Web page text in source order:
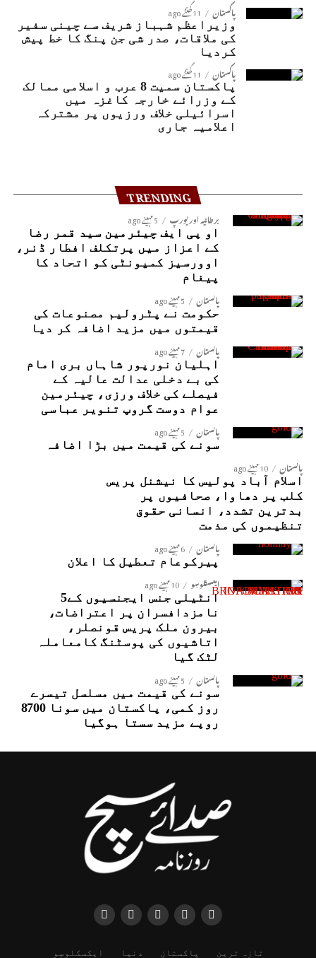
پاکستان 11 گھنٹے ago
وزیراعظم شہباز شریف سے چینی سفیر
کی ملاقات، صدر شی جن پنگ کا خط پیش
کردیا
پاکستان 11 گھنٹے ago
پاکستان سمیت 8 عرب و اسلامی ممالک
کے وزرائے خارجہ کاغزہ میں
اسرائیلی خلاف ورزیوں پر مشترکہ
اعلامیہ جاری
TRENDING
برطانیہ اور یورپ 5 مہینے ago
او پی ایف چیئرمین سید قمر رضا
کے اعزاز میں پرتکلف افطار ڈنر،
اوورسیز کمیونٹی کو اتحاد کا
پیغام
پاکستان 5 مہینے ago
حکومت نے پٹرولیم مصنوعات کی
قیمتوں میں مزید اضافہ کر دیا
پاکستان 7 مہینے ago
اہلیان نورپور شاہاں بری امام
کی بے دخلی عدالت عالیہ کے
فیصلے کی خلاف ورزی، چیئرمین
عوام دوست گروپ تنویر عباسی
پاکستان 5 مہینے ago
سونے کی قیمت میں بڑا اضافہ
پاکستان 10 مہینے ago
اسلام آباد پولیس کا نیشنل پریس
کلب پر دھاوا، صحافیوں پر
بدترین تشدد، انسانی حقوق
تنظیموں کی مذمت
پاکستان 6 مہینے ago
پیرکوعام تعطیل کا اعلان
ایکسکلوسِو 10 مہینے ago
انٹیلی جنس ایجنسیوں کے5
نامزدافسران پر اعتراضات،
بیرون ملک پریس قونصلر،
اتاشیوں کی پوسٹنگ کامعاملہ
لٹک گیا
پاکستان 5 مہینے ago
سونے کی قیمت میں مسلسل تیسرے
روز کمی، پاکستان میں سونا 8700
روپے مزید سستا ہوگیا
تازہ ترین پاکستان دنیا ایکسکلوسِو